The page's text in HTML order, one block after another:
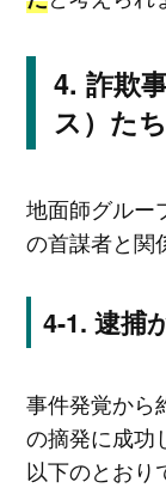
詐欺
ス）た
地面師グルー
の首謀者と関
逮捕
事件発覚から
の摘発に成功
以下のとおり